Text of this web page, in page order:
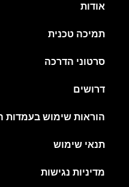
אודות
תמיכה טכנית
סרטוני הדרכה
דרושים
הוראות שימוש בעמדות
תנאי שימוש
מדיניות נגישות